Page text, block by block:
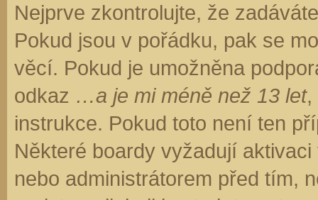
Nejprve zkontrolujte, že
Pokud jsou v pořádku, pak se
věcí. Pokud je umožněna
odkaz …a je mi méně než 13 let,
instrukce. Pokud toto není ten
Některé boardy vyžadují
nebo administrátorem před tím,